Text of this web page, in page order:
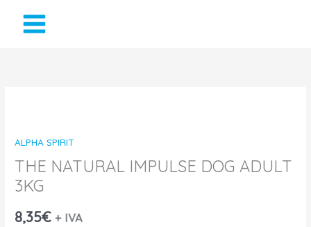
ALPHA SPIRIT
THE NATURAL IMPULSE DOG ADULT
3KG
8,35€ + IVA